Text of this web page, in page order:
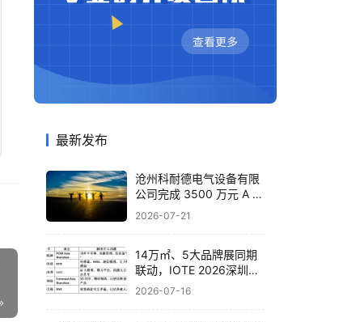
最新发布
沧州科耐德电气设备有限
公司完成 3500 万元 A 轮
融资，布局智能配电全产
2026-07-21
14万㎡、5大品牌展同期
联动，IOTE 2026深圳物
联网展邀你一次看完全产
2026-07-16